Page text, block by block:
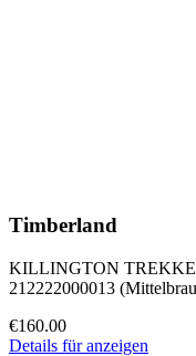
Timberland
KILLINGTON
212222000013
€160.00
Details für anzeigen